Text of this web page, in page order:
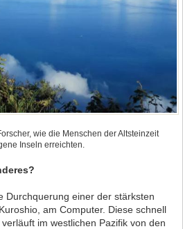
wie die Menschen der Altsteinzeit
Inseln erreichten.
Durchquerung einer der stärksten
am Computer. Diese schnell
im westlichen Pazifik von den